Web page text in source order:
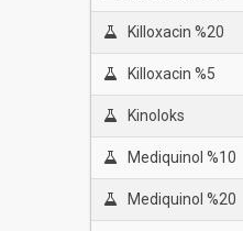
Killoxacin %20
Killoxacin %5
Kinoloks
Mediquinol %10
Mediquinol %20